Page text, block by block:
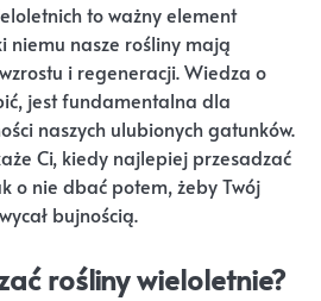
to ważny element
niemu nasze rośliny mają
i regeneracji. Wiedza o
jest fundamentalna dla
naszych ulubionych gatunków.
Ci, kiedy najlepiej przesadzać
o nie dbać potem, żeby Twój
bujnością.
rośliny wieloletnie?